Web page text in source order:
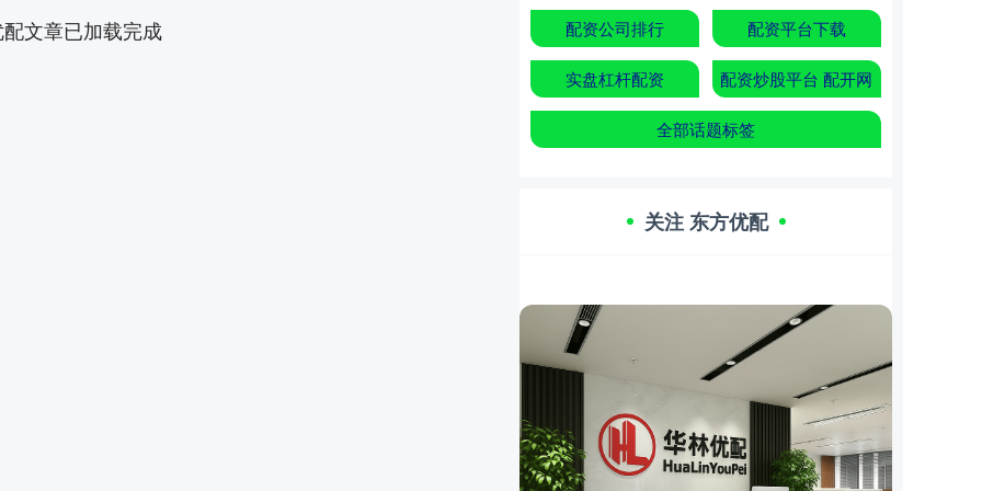
文章已加载完成 配资公司排行 配资平台下载
实盘杠杆配资 配资炒股平台 配开网
全部话题标签
关注 东方优配